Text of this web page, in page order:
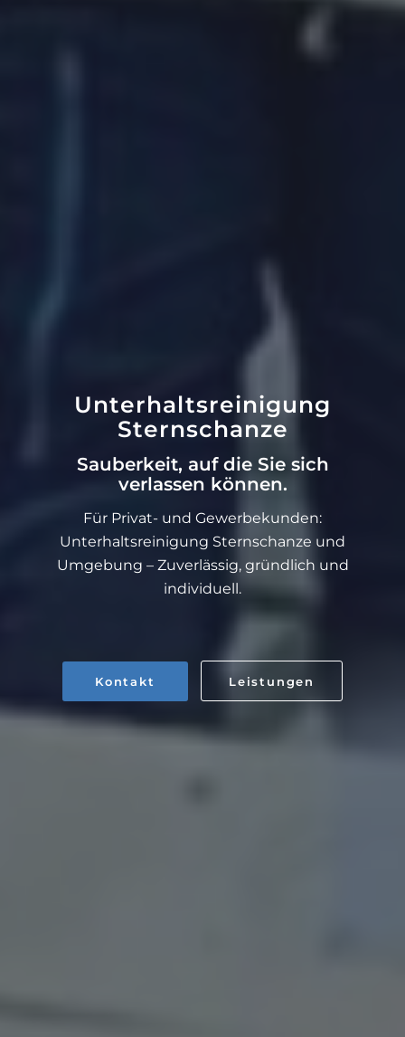
Unterhaltsreinigung
Sternschanze
Sauberkeit, auf die Sie sich
verlassen können.
Für Privat- und Gewerbekunden:
Unterhaltsreinigung Sternschanze und
Umgebung – Zuverlässig, gründlich und
individuell.
Kontakt Leistungen